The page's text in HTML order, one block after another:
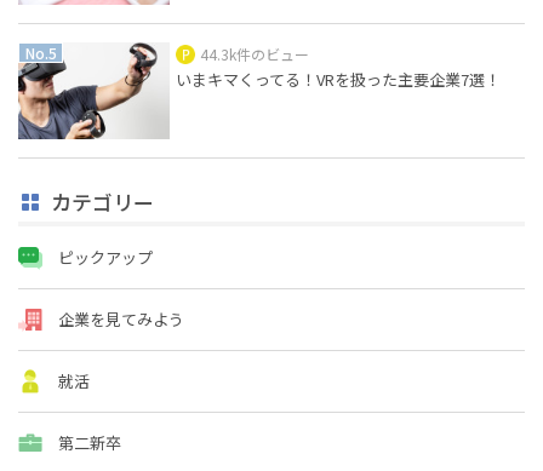
44.3k件のビュー
いまキマくってる！VRを扱った主要企業7選！
カテゴリー
ピックアップ
企業を見てみよう
就活
第二新卒